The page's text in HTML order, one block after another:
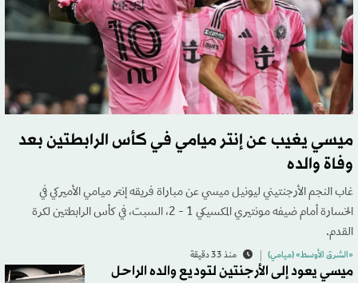
ميسي يغيب عن إنتر ميامي في كأس الرابطتين بعد
وفاة والده
غاب النجم الأرجنتيني ليونيل ميسي عن مباراة فريقه إنتر ميامي الأميركي في
الخسارة أمام ضيفه مونتيري المكسيكي 1 - 2، السبت، في كأس الرابطتين لكرة
القدم.
«الشرق الأوسط» (ميامي) منذ 33 دقيقة
ميسي يعود إلى الأرجنتين لتوديع والده الراحل